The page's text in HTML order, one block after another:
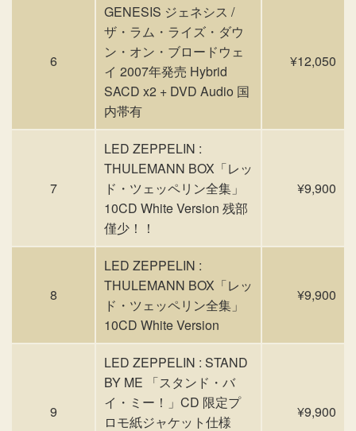
6
GENESIS ジェネシス /
ザ・ラム・ライズ・ダウ
ン・オン・ブロードウェ
イ 2007年発売 Hybrid
SACD x2 + DVD Audio 国
内帯有
¥12,050
7
LED ZEPPELIN :
THULEMANN BOX「レッ
ド・ツェッペリン全集」
10CD White Version 残部
僅少！！
¥9,900
8
LED ZEPPELIN :
THULEMANN BOX「レッ
ド・ツェッペリン全集」
10CD White Version
¥9,900
9
LED ZEPPELIN : STAND
BY ME 「スタンド・バ
イ・ミー！」CD 限定プ
ロモ紙ジャケット仕様
¥9,900